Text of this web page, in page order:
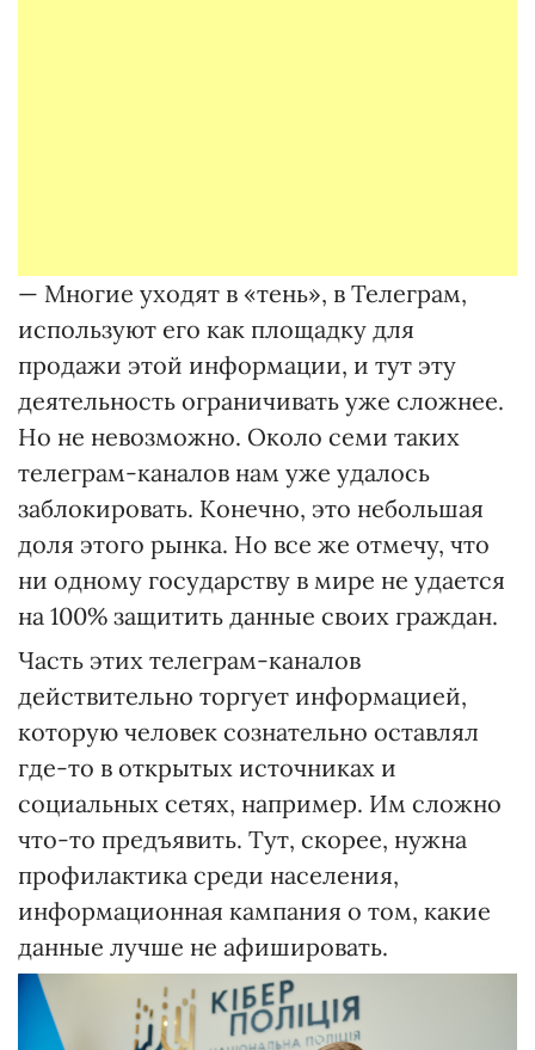
— Многие уходят в «тень», в Телеграм,
используют его как площадку для
продажи этой информации, и тут эту
деятельность ограничивать уже сложнее.
Но не невозможно. Около семи таких
телеграм-каналов нам уже удалось
заблокировать. Конечно, это небольшая
доля этого рынка. Но все же отмечу, что
ни одному государству в мире не удается
на 100% защитить данные своих граждан.
Часть этих телеграм-каналов
действительно торгует информацией,
которую человек сознательно оставлял
где-то в открытых источниках и
социальных сетях, например. Им сложно
что-то предъявить. Тут, скорее, нужна
профилактика среди населения,
информационная кампания о том, какие
данные лучше не афишировать.